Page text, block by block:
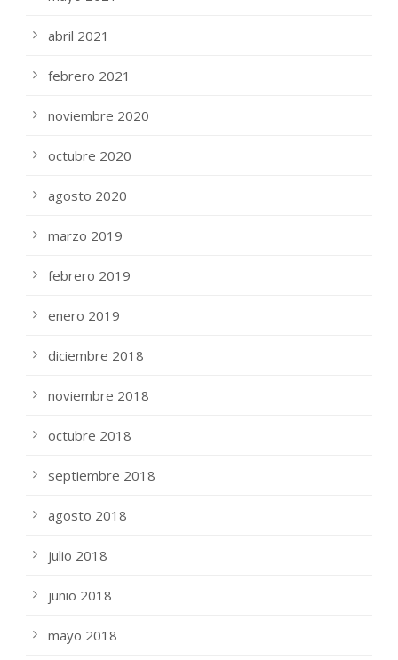
abril 2021
febrero 2021
noviembre 2020
octubre 2020
agosto 2020
marzo 2019
febrero 2019
enero 2019
diciembre 2018
noviembre 2018
octubre 2018
septiembre 2018
agosto 2018
julio 2018
junio 2018
mayo 2018